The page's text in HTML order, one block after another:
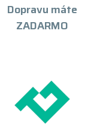
Dopravu máte
ZADARMO